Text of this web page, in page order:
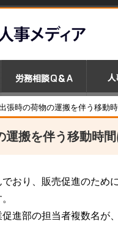
張時の荷物の運搬を伴う移動
運搬を伴う移動時
おり、販売促進のため
進部の担当者複数名が